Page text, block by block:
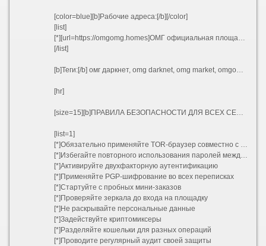
[color=blue][b]Рабочие адреса:[/b][/color]
[list]
[*][url=https://omgomg.homes]ОМГ официальная площадка[/url]
[/list]
[b]Теги:[/b] омг даркнет, omg darknet, omg market, omgomg, omg onion, omg tor, omg official, omg marketplace, omgomg ссылка, omgomg market, omgomg нарко, omgomg официальная, omgomg рабочая ссылка, omgomg маркет, сайт omgomg, omgomg зеркало, omgomg ton
[hr]
[size=15][b]ПРАВИЛА БЕЗОПАСНОСТИ ДЛЯ ВСЕХ СЕРВИСОВ[/b][/size]
[list=1]
[*]Обязательно применяйте TOR-браузер совместно с VPN
[*]Избегайте повторного использования паролей между сайтами
[*]Активируйте двухфакторную аутентификацию
[*]Применяйте PGP-шифрование во всех переписках
[*]Стартуйте с пробных мини-заказов
[*]Проверяйте зеркала до входа на площадку
[*]Не раскрывайте персональные данные
[*]Задействуйте криптомиксеры
[*]Разделяйте кошельки для разных операций
[*]Проводите регулярный аудит своей защиты